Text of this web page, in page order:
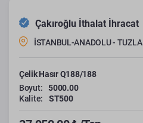
Çakıroğlu İthalat İhracat
İSTANBUL-ANADOLU - TUZLA
Çelik Hasır Q188/188
Boyut:
5000.00
Kalite:
ST500